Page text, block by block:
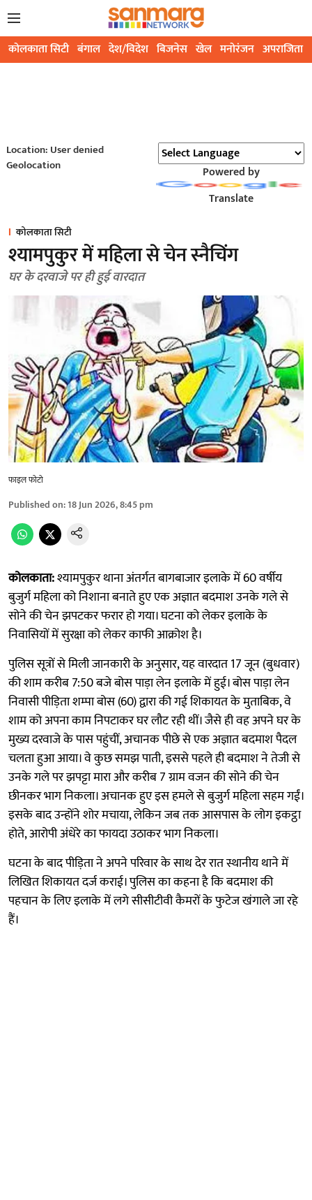
कोलकाता सिटी बंगाल देश/विदेश बिजनेस खेल मनोरंजन अपराजिता
Location: User denied
Geolocation
Powered by
Translate
कोलकाता सिटी
श्यामपुकुर में महिला से चेन स्नैचिंग
घर के दरवाजे पर ही हुई वारदात
फाइल फोटो
Published on:18 Jun 2026, 8:45 pm
कोलकाता:श्यामपुकुर थाना अंतर्गत बागबाजार इलाके में 60 वर्षीय
बुजुर्ग महिला को निशाना बनाते हुए एक अज्ञात बदमाश उनके गले से
सोने की चेन झपटकर फरार हो गया। घटना को लेकर इलाके के
निवासियों में सुरक्षा को लेकर काफी आक्रोश है।
पुलिस सूत्रों से मिली जानकारी के अनुसार, यह वारदात 17 जून (बुधवार)
की शाम करीब 7:50 बजे बोस पाड़ा लेन इलाके में हुई। बोस पाड़ा लेन
निवासी पीड़िता शम्पा बोस (60) द्वारा की गई शिकायत के मुताबिक, वे
शाम को अपना काम निपटाकर घर लौट रही थीं। जैसे ही वह अपने घर के
मुख्य दरवाजे के पास पहुंचीं, अचानक पीछे से एक अज्ञात बदमाश पैदल
चलता हुआ आया। वे कुछ समझ पाती, इससे पहले ही बदमाश ने तेजी से
उनके गले पर झपट्टा मारा और करीब 7 ग्राम वजन की सोने की चेन
छीनकर भाग निकला। अचानक हुए इस हमले से बुजुर्ग महिला सहम गईं।
इसके बाद उन्होंने शोर मचाया, लेकिन जब तक आसपास के लोग इकट्ठा
होते, आरोपी अंधेरे का फायदा उठाकर भाग निकला।
घटना के बाद पीड़िता ने अपने परिवार के साथ देर रात स्थानीय थाने में
लिखित शिकायत दर्ज कराई। पुलिस का कहना है कि बदमाश की
पहचान के लिए इलाके में लगे सीसीटीवी कैमरों के फुटेज खंगाले जा रहे
हैं।